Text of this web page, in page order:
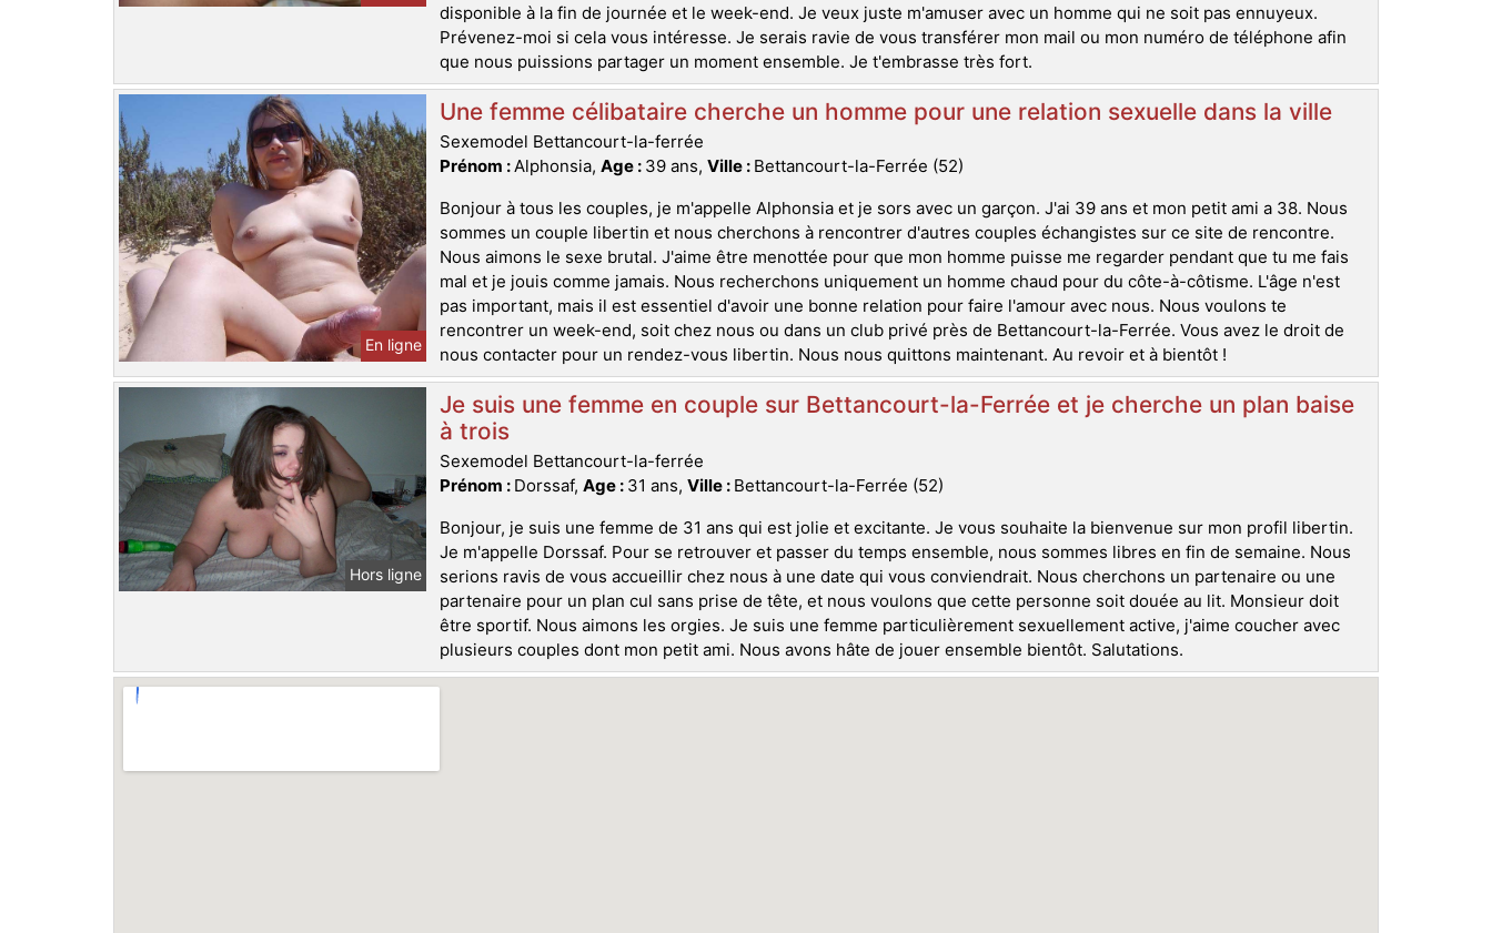
disponible à la fin de journée et le week-end. Je veux juste m'amuser avec un homme qui ne soit pas ennuyeux.
Prévenez-moi si cela vous intéresse. Je serais ravie de vous transférer mon mail ou mon numéro de téléphone afin
que nous puissions partager un moment ensemble. Je t'embrasse très fort.
En ligne
Une femme célibataire cherche un homme pour une relation sexuelle dans la ville
Sexemodel Bettancourt-la-ferrée
Prénom :Alphonsia, Age : 39 ans, Ville : Bettancourt-la-Ferrée (52)
Bonjour à tous les couples, je m'appelle Alphonsia et je sors avec un garçon. J'ai 39 ans et mon petit ami a 38. Nous
sommes un couple libertin et nous cherchons à rencontrer d'autres couples échangistes sur ce site de rencontre.
Nous aimons le sexe brutal. J'aime être menottée pour que mon homme puisse me regarder pendant que tu me fais
mal et je jouis comme jamais. Nous recherchons uniquement un homme chaud pour du côte-à-côtisme. L'âge n'est
pas important, mais il est essentiel d'avoir une bonne relation pour faire l'amour avec nous. Nous voulons te
rencontrer un week-end, soit chez nous ou dans un club privé près de Bettancourt-la-Ferrée. Vous avez le droit de
nous contacter pour un rendez-vous libertin. Nous nous quittons maintenant. Au revoir et à bientôt !
Hors ligne
Je suis une femme en couple sur Bettancourt-la-Ferrée et je cherche un plan baise
à trois
Sexemodel Bettancourt-la-ferrée
Prénom : Dorssaf, Age : 31 ans, Ville : Bettancourt-la-Ferrée (52)
Bonjour, je suis une femme de 31 ans qui est jolie et excitante. Je vous souhaite la bienvenue sur mon profil libertin.
Je m'appelle Dorssaf. Pour se retrouver et passer du temps ensemble, nous sommes libres en fin de semaine. Nous
serions ravis de vous accueillir chez nous à une date qui vous conviendrait. Nous cherchons un partenaire ou une
partenaire pour un plan cul sans prise de tête, et nous voulons que cette personne soit douée au lit. Monsieur doit
être sportif. Nous aimons les orgies. Je suis une femme particulièrement sexuellement active, j'aime coucher avec
plusieurs couples dont mon petit ami. Nous avons hâte de jouer ensemble bientôt. Salutations.